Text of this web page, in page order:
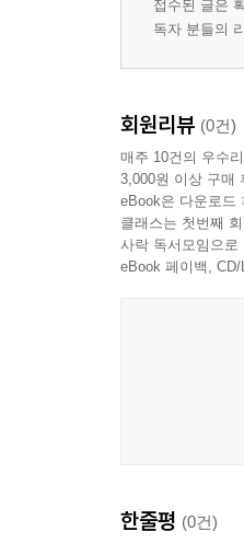
접수된 글은
독자 분들의
회원리뷰 (0건)
매주 10건의 우수
3,000원 이상 구매
eBook은 다운로드
클래스는 첫번째
사락 독서모임으
eBook 페이백,
한줄평 (0건)